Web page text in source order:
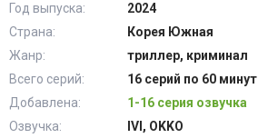
Год выпуска:
2024
Страна:
Корея Южная
Жанр:
триллер, криминал
Всего серий:
16 серий по 60 минут
Добавлена:
1-16 серия озвучка
Озвучка:
IVI, OKKO